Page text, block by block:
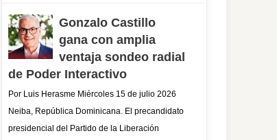
Gonzalo Castillo
gana con amplia
ventaja sondeo radial
de Poder Interactivo
Por Luis Herasme Miércoles 15 de julio 2026
Neiba, República Dominicana. El precandidato
presidencial del Partido de la Liberación